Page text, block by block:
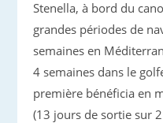
Stenella, à bord du
grandes périodes de
semaines en
4 semaines dans le
première bénéficia en
(13 jours de sortie sur